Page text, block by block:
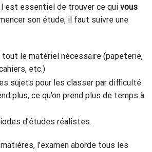
est essentiel de trouver ce qui vous
son étude, il faut suivre une
tout le matériel nécessaire (papeterie,
etc.)
sujets pour les classer par difficulté
plus, ce qu’on prend plus de temps à
d’études réalistes.
l’examen aborde tous les